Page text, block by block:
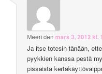
Meeri den mars 3, 2012 kl.
Ja itse totesin tänään,
pyykkien kanssa pestä
pissaista